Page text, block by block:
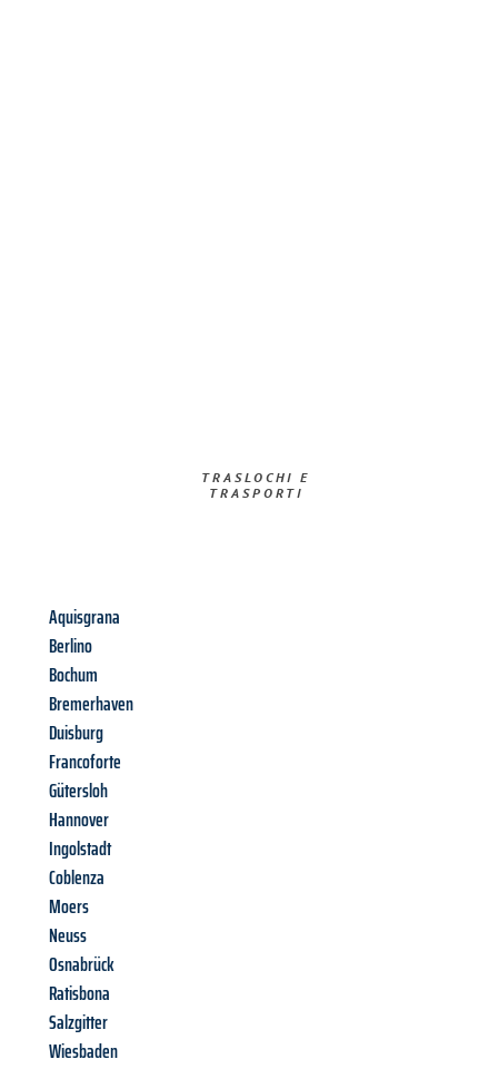
TRASLOCHI E
TRASPORTI​
Aquisgrana
Berlino
Bochum
Bremerhaven
Duisburg
Francoforte
Gütersloh
Hannover
Ingolstadt
Coblenza
Moers
Neuss
Osnabrück
Ratisbona
Salzgitter
Wiesbaden